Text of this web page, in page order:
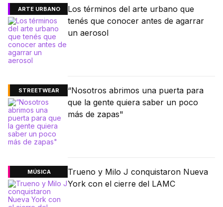
ARTE URBANO
Los términos del arte urbano que
tenés que conocer antes de agarrar
un aerosol
STREETWEAR
“Nosotros abrimos una puerta para
que la gente quiera saber un poco
más de zapas"
MÚSICA
Trueno y Milo J conquistaron Nueva
York con el cierre del LAMC